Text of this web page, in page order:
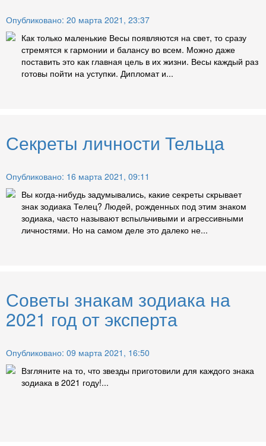
Опубликовано: 20 марта 2021, 23:37
Как только маленькие Весы появляются на свет, то сразу
стремятся к гармонии и балансу во всем. Можно даже
поставить это как главная цель в их жизни. Весы каждый раз
готовы пойти на уступки. Дипломат и...
Секреты личности Тельца
Опубликовано: 16 марта 2021, 09:11
Вы когда-нибудь задумывались, какие секреты скрывает
знак зодиака Телец? Людей, рожденных под этим знаком
зодиака, часто называют вспыльчивыми и агрессивными
личностями. Но на самом деле это далеко не...
Советы знакам зодиака на
2021 год от эксперта
Опубликовано: 09 марта 2021, 16:50
Взгляните на то, что звезды приготовили для каждого знака
зодиака в 2021 году!...